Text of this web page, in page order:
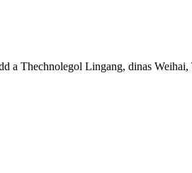
a Thechnolegol Lingang, dinas